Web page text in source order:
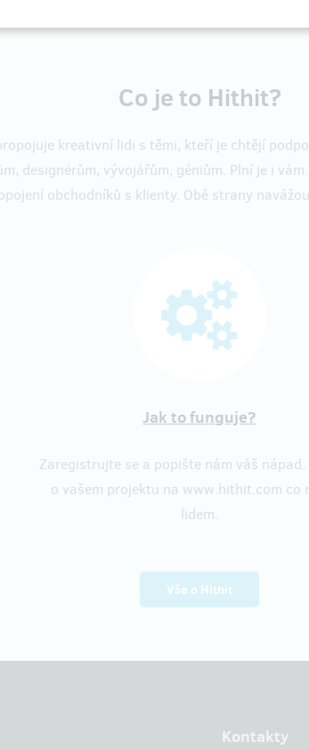
Co je to Hithit?
kreativní lidi s těmi, kteří je chtějí
designérům, vývojářům, géniům. Plní je i
obchodníků s klienty. Obě strany
Jak to funguje?
Zaregistrujte se a popište nám váš nápad.
o vašem projektu na www.hithit.com co
lidem.
Vše o Hithit
Kontakty